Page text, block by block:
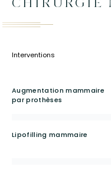
CHIRURGIE
Interventions
Augmentation mammaire
par prothèses
Lipofilling mammaire